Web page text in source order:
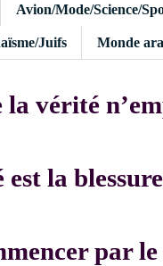
Avion/Mode/Science/
Juifs Monde
la vérité
la
par le